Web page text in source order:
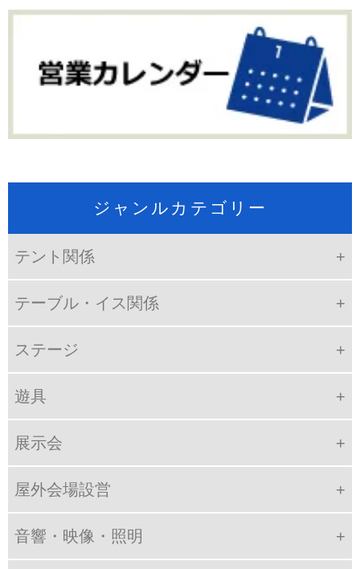
ジャンルカテゴリー
テント関係
テーブル・イス関係
ステージ
遊具
展示会
屋外会場設営
音響・映像・照明